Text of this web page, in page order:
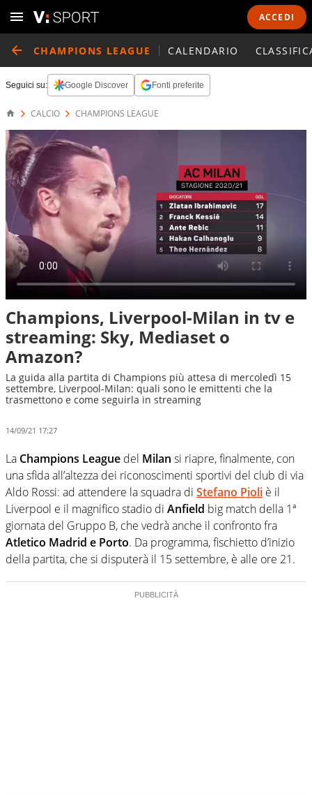
ACCEDI
CHAMPIONS LEAGUE CALENDARIO
Seguici su: Google Discover Fonti preferite
CALCIO CHAMPIONS LEAGUE
Champions, Liverpool-Milan in tv e
streaming: Sky, Mediaset o
Amazon?
La guida alla partita di Champions più attesa di mercoledì 15
settembre, Liverpool-Milan: quali sono le emittenti che la
trasmettono e come seguirla in streaming
14/09/21 17:27
La Champions League del Milan si riapre, finalmente, con
una sfida all’altezza dei riconoscimenti sportivi del club di via
Aldo Rossi: ad attendere la squadra di Stefano Pioli è il
Liverpool e il magnifico stadio di Anfield big match della 1ª
giornata del Gruppo B, che vedrà anche il confronto fra
Atletico Madrid e Porto. Da programma, fischietto d’inizio
della partita, che si disputerà il 15 settembre, è alle ore 21.